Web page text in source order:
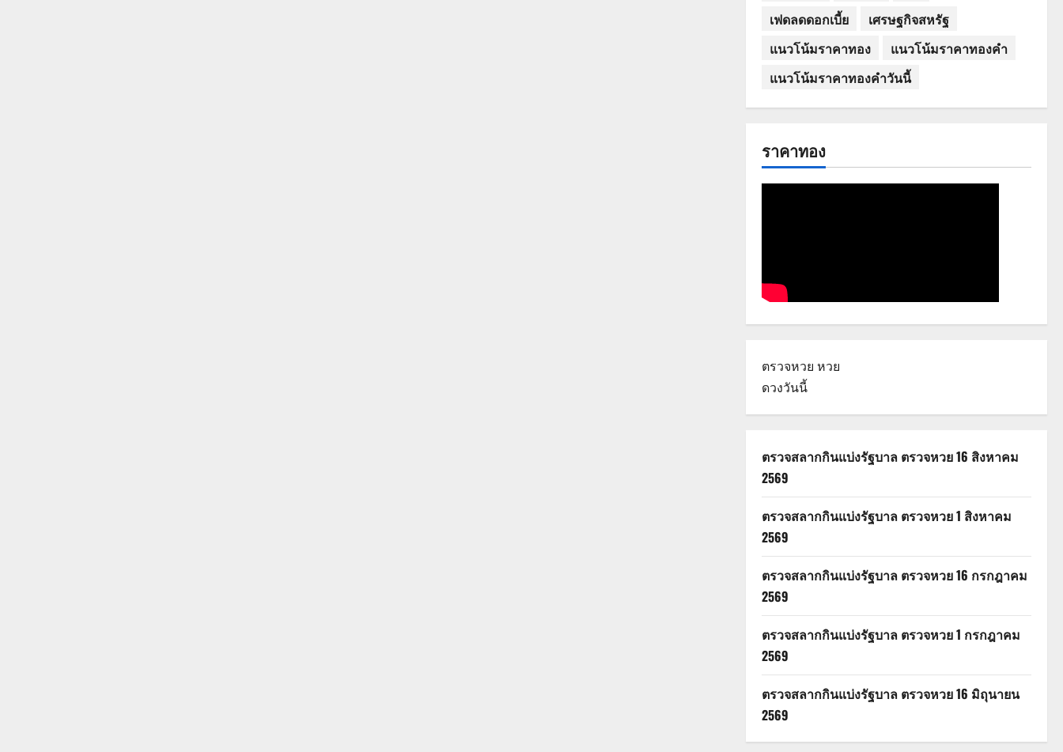
เฟดลดดอกเบี้ย
เศรษฐกิจสหรัฐ
แนวโน้มราคาทอง
แนวโน้มราคาทองคำ
แนวโน้มราคาทองคำวันนี้
ราคาทอง
ตรวจหวย หวย
ดวงวันนี้
ตรวจสลากกินแบ่งรัฐบาล ตรวจหวย 16 สิงหาคม
2569
ตรวจสลากกินแบ่งรัฐบาล ตรวจหวย 1 สิงหาคม
2569
ตรวจสลากกินแบ่งรัฐบาล ตรวจหวย 16 กรกฎาคม
2569
ตรวจสลากกินแบ่งรัฐบาล ตรวจหวย 1 กรกฎาคม
2569
ตรวจสลากกินแบ่งรัฐบาล ตรวจหวย 16 มิถุนายน
2569